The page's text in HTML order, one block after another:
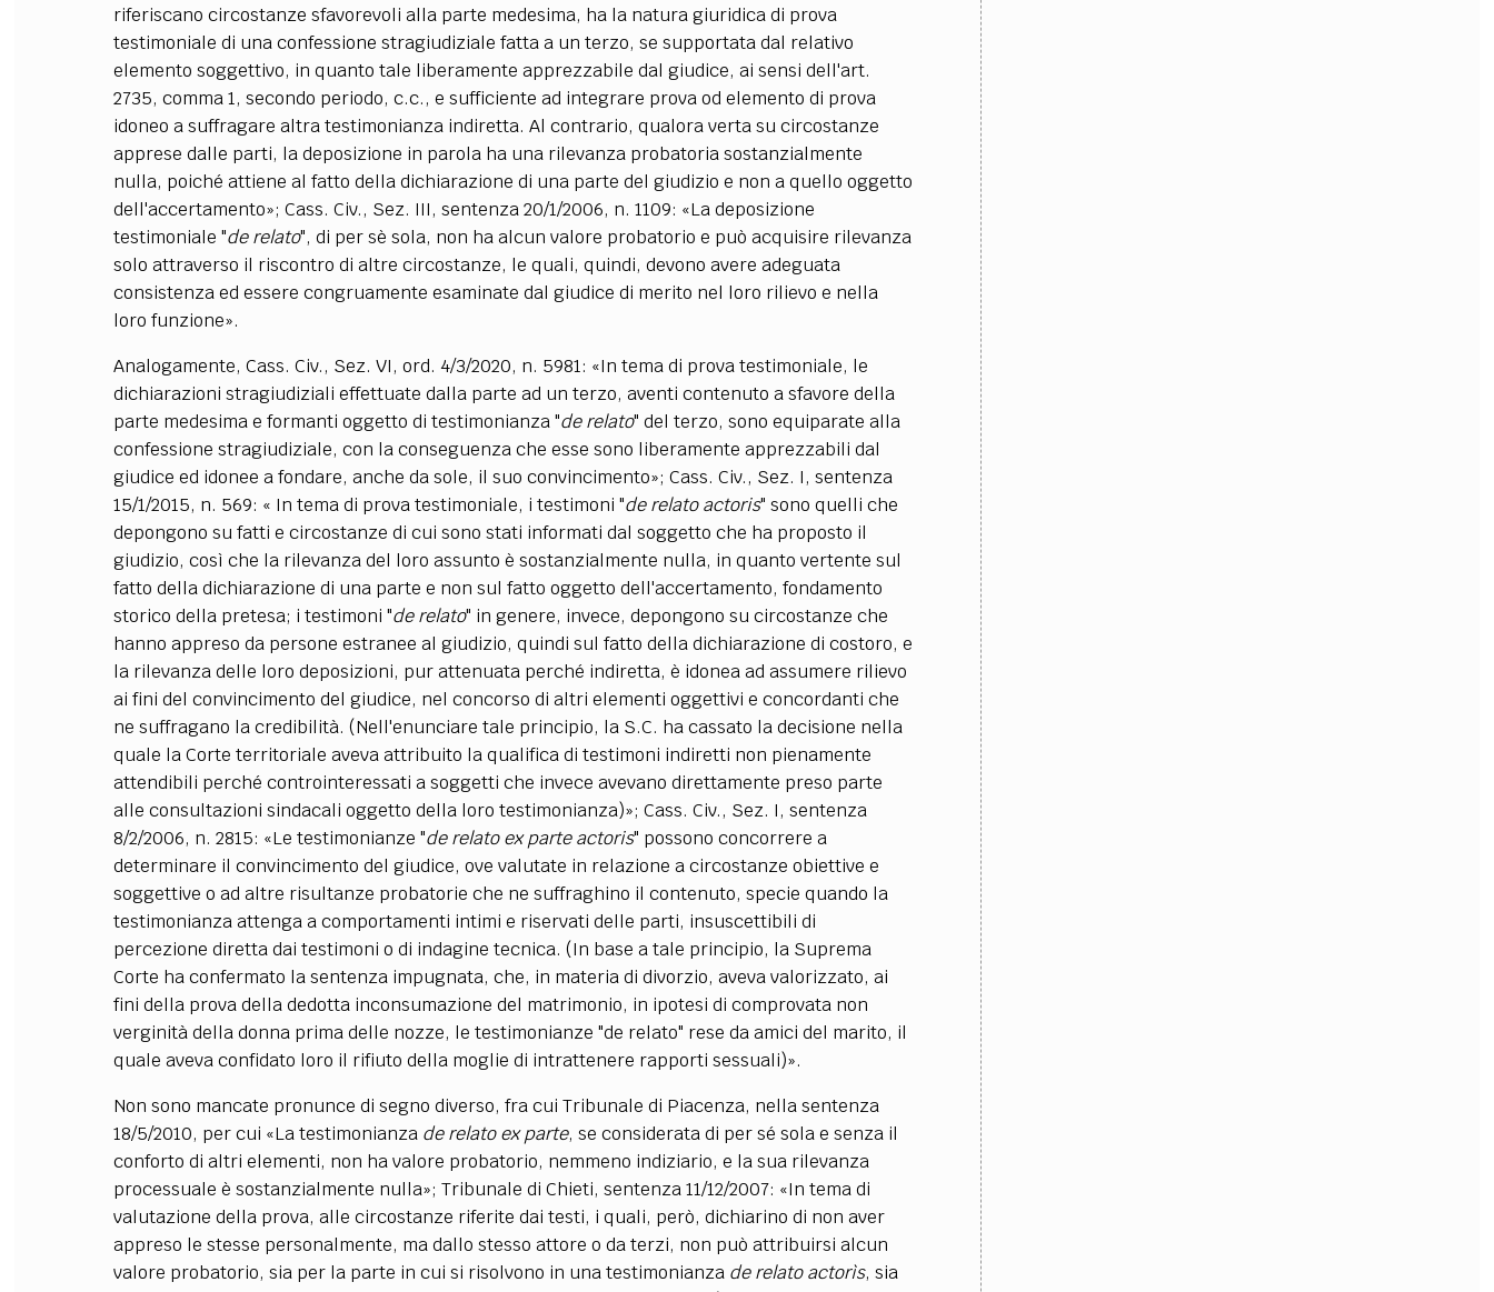
riferiscano circostanze sfavorevoli alla parte medesima, ha la natura giuridica di prova
testimoniale di una confessione stragiudiziale fatta a un terzo, se supportata dal relativo
elemento soggettivo, in quanto tale liberamente apprezzabile dal giudice, ai sensi dell'art.
2735, comma 1, secondo periodo, c.c., e sufficiente ad integrare prova od elemento di prova
idoneo a suffragare altra testimonianza indiretta. Al contrario, qualora verta su circostanze
apprese dalle parti, la deposizione in parola ha una rilevanza probatoria sostanzialmente
nulla, poiché attiene al fatto della dichiarazione di una parte del giudizio e non a quello oggetto
dell'accertamento»; Cass. Civ., Sez. III, sentenza 20/1/2006, n. 1109: «La deposizione
testimoniale "de relato", di per sè sola, non ha alcun valore probatorio e può acquisire rilevanza
solo attraverso il riscontro di altre circostanze, le quali, quindi, devono avere adeguata
consistenza ed essere congruamente esaminate dal giudice di merito nel loro rilievo e nella
loro funzione».
Analogamente, Cass. Civ., Sez. VI, ord. 4/3/2020, n. 5981: «In tema di prova testimoniale, le
dichiarazioni stragiudiziali effettuate dalla parte ad un terzo, aventi contenuto a sfavore della
parte medesima e formanti oggetto di testimonianza "de relato" del terzo, sono equiparate alla
confessione stragiudiziale, con la conseguenza che esse sono liberamente apprezzabili dal
giudice ed idonee a fondare, anche da sole, il suo convincimento»; Cass. Civ., Sez. I, sentenza
15/1/2015, n. 569: « In tema di prova testimoniale, i testimoni "de relato actoris" sono quelli che
depongono su fatti e circostanze di cui sono stati informati dal soggetto che ha proposto il
giudizio, così che la rilevanza del loro assunto è sostanzialmente nulla, in quanto vertente sul
fatto della dichiarazione di una parte e non sul fatto oggetto dell'accertamento, fondamento
storico della pretesa; i testimoni "de relato" in genere, invece, depongono su circostanze che
hanno appreso da persone estranee al giudizio, quindi sul fatto della dichiarazione di costoro, e
la rilevanza delle loro deposizioni, pur attenuata perché indiretta, è idonea ad assumere rilievo
ai fini del convincimento del giudice, nel concorso di altri elementi oggettivi e concordanti che
ne suffragano la credibilità. (Nell'enunciare tale principio, la S.C. ha cassato la decisione nella
quale la Corte territoriale aveva attribuito la qualifica di testimoni indiretti non pienamente
attendibili perché controinteressati a soggetti che invece avevano direttamente preso parte
alle consultazioni sindacali oggetto della loro testimonianza)»; Cass. Civ., Sez. I, sentenza
8/2/2006, n. 2815: «Le testimonianze "de relato ex parte actoris" possono concorrere a
determinare il convincimento del giudice, ove valutate in relazione a circostanze obiettive e
soggettive o ad altre risultanze probatorie che ne suffraghino il contenuto, specie quando la
testimonianza attenga a comportamenti intimi e riservati delle parti, insuscettibili di
percezione diretta dai testimoni o di indagine tecnica. (In base a tale principio, la Suprema
Corte ha confermato la sentenza impugnata, che, in materia di divorzio, aveva valorizzato, ai
fini della prova della dedotta inconsumazione del matrimonio, in ipotesi di comprovata non
verginità della donna prima delle nozze, le testimonianze "de relato" rese da amici del marito, il
quale aveva confidato loro il rifiuto della moglie di intrattenere rapporti sessuali)».
Non sono mancate pronunce di segno diverso, fra cui Tribunale di Piacenza, nella sentenza
18/5/2010, per cui «La testimonianza de relato ex parte, se considerata di per sé sola e senza il
conforto di altri elementi, non ha valore probatorio, nemmeno indiziario, e la sua rilevanza
processuale è sostanzialmente nulla»; Tribunale di Chieti, sentenza 11/12/2007: «In tema di
valutazione della prova, alle circostanze riferite dai testi, i quali, però, dichiarino di non aver
appreso le stesse personalmente, ma dallo stesso attore o da terzi, non può attribuirsi alcun
valore probatorio, sia per la parte in cui si risolvono in una testimonianza de relato actorìs, sia